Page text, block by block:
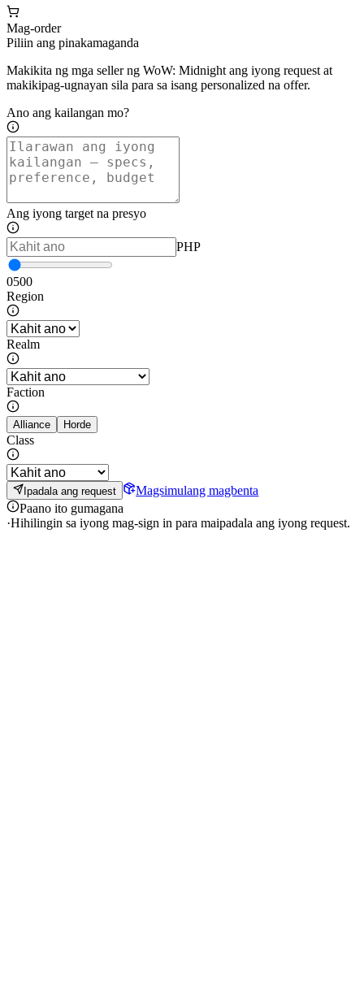
Mag-order
Piliin ang pinakamaganda
Makikita ng mga seller ng WoW: Midnight ang iyong request at
makikipag-ugnayan sila para sa isang personalized na offer.
Ano ang kailangan mo?
Ang iyong target na presyo
PHP
0500
Region
Realm
Faction
Alliance Horde
Class
Ipadala ang request
Magsimulang magbenta
Paano ito gumagana
·Hihilingin sa iyong mag-sign in para maipadala ang iyong request.